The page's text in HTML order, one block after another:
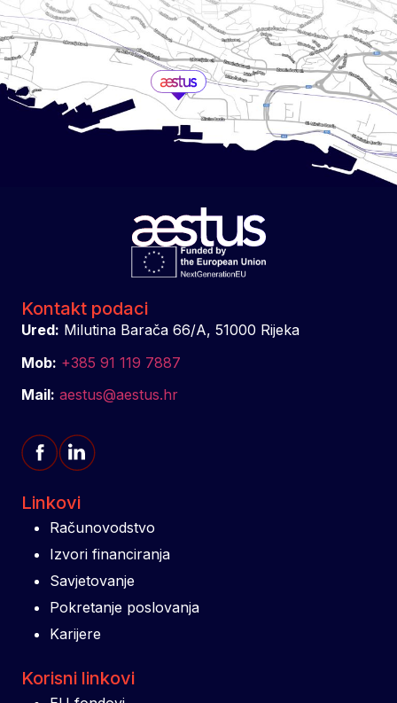
Kontakt podaci
Ured: Milutina Barača 66/A, 51000 Rijeka
Mob: +385 91 119 7887
Mail: aestus@aestus.hr
Linkovi
Računovodstvo
Izvori financiranja
Savjetovanje
Pokretanje poslovanja
Karijere
Korisni linkovi